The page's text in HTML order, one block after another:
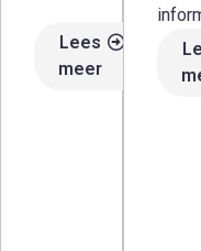
Lees
meer